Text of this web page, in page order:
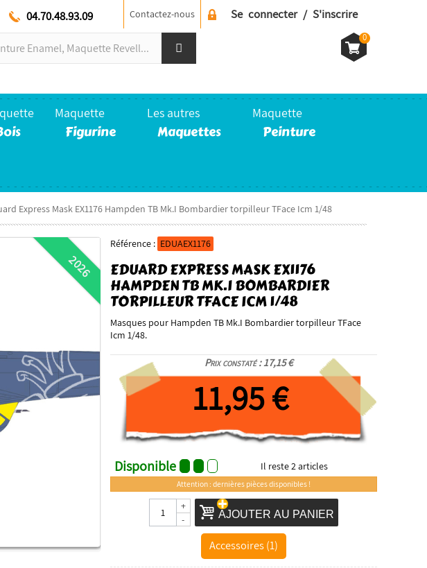
Se connecter / S'inscrire
Contactez-nous
04.70.48.93.09
0
Maquette
Figurine
Les autres
Maquettes
Maquette
Peinture
Express Mask EX1176 Hampden TB Mk.I Bombardier torpilleur TFace Icm 1/48
Référence : EDUAEX1176
EDUARD EXPRESS MASK EX1176
HAMPDEN TB MK.I BOMBARDIER
TORPILLEUR TFACE ICM 1/48
Masques pour Hampden TB Mk.I Bombardier torpilleur TFace
Icm 1/48.
Prix constaté : 17,15 €
11,95 €
Disponible Il reste2articles
Attention : dernières pièces disponibles !
-
+
AJOUTER AU PANIER
Accessoires (1)
2026